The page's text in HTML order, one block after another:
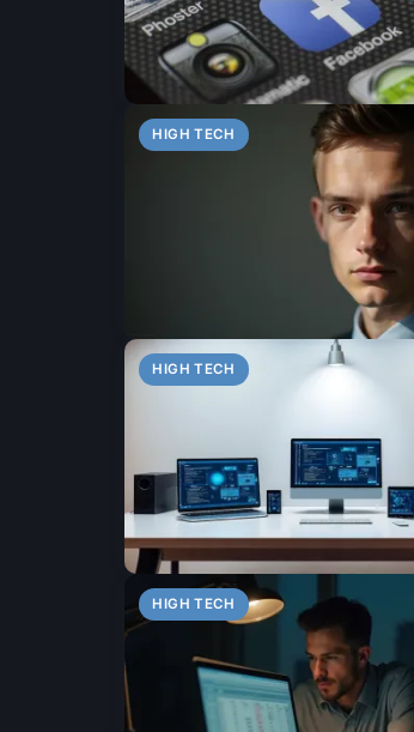
HIGH TECH
HIGH TECH
HIGH TECH